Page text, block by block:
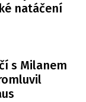
natáčení
s Milanem